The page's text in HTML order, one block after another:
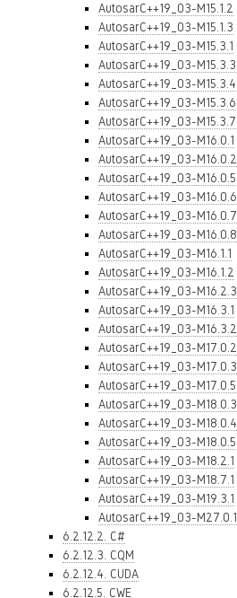
AutosarC++19_03-M15.1.2
AutosarC++19_03-M15.1.3
AutosarC++19_03-M15.3.1
AutosarC++19_03-M15.3.3
AutosarC++19_03-M15.3.4
AutosarC++19_03-M15.3.6
AutosarC++19_03-M15.3.7
AutosarC++19_03-M16.0.1
AutosarC++19_03-M16.0.2
AutosarC++19_03-M16.0.5
AutosarC++19_03-M16.0.6
AutosarC++19_03-M16.0.7
AutosarC++19_03-M16.0.8
AutosarC++19_03-M16.1.1
AutosarC++19_03-M16.1.2
AutosarC++19_03-M16.2.3
AutosarC++19_03-M16.3.1
AutosarC++19_03-M16.3.2
AutosarC++19_03-M17.0.2
AutosarC++19_03-M17.0.3
AutosarC++19_03-M17.0.5
AutosarC++19_03-M18.0.3
AutosarC++19_03-M18.0.4
AutosarC++19_03-M18.0.5
AutosarC++19_03-M18.2.1
AutosarC++19_03-M18.7.1
AutosarC++19_03-M19.3.1
AutosarC++19_03-M27.0.1
6.2.12.2. C#
6.2.12.3. CQM
6.2.12.4. CUDA
6.2.12.5. CWE